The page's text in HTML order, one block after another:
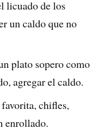
licuado de los
un caldo que no
plato sopero como
agregar el caldo.
chifles,
enrollado.